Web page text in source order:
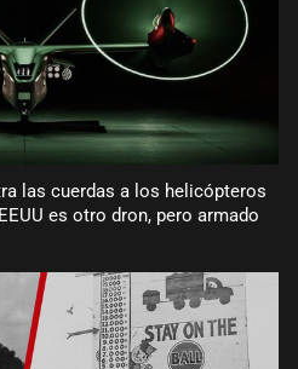
las cuerdas a los helicópteros
es otro dron, pero armado